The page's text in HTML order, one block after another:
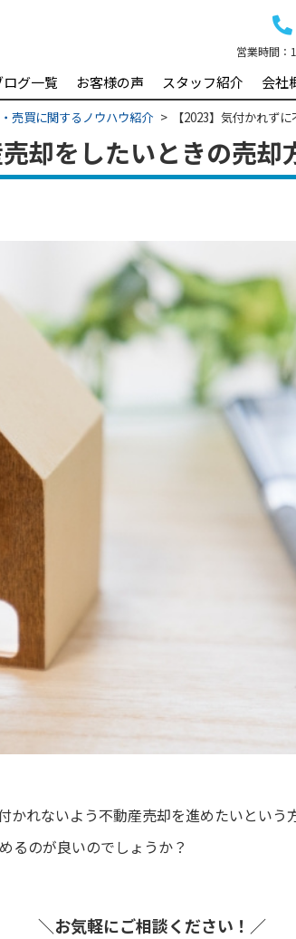
営業時間：
ログ一覧 お客様の声 スタッフ紹介 会社
売買に関するノウハウ紹介 【2023】気付かれず
却をしたいときの売
かれないよう不動産売却を進めたいという
るのが良いのでしょうか？
＼お気軽にご相談ください！／